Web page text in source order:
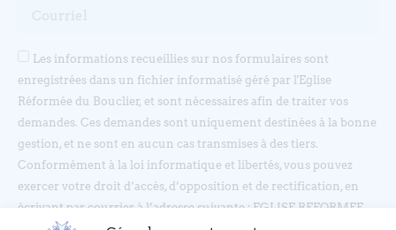
Les informations recueillies sur nos formulaires sont
enregistrées dans un fichier informatisé géré par l'Eglise
Réformée du Bouclier, et sont nécessaires afin de traiter vos
demandes. Ces demandes sont uniquement destinées à la bonne
gestion, et ne sont en aucun cas transmises à des tiers.
Conformément à la loi informatique et libertés, vous pouvez
exercer votre droit d’accès, d’opposition et de rectification, en
écrivant par courrier à l’adresse suivante : EGLISE REFORMEE